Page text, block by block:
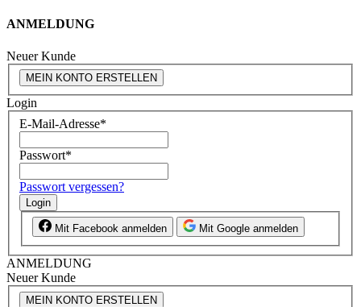
ANMELDUNG
Neuer Kunde
MEIN KONTO ERSTELLEN
Login
E-Mail-Adresse*
Passwort*
Passwort vergessen?
Login
Mit Facebook anmelden Mit Google anmelden
ANMELDUNG
Neuer Kunde
MEIN KONTO ERSTELLEN